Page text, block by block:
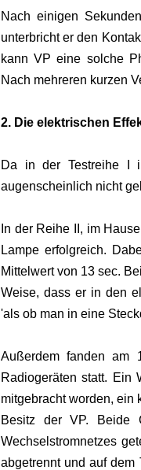
Nach einigen
unterbricht er den
kann VP eine solche
Nach mehreren kurzen
2. Die elektrischen
Da in der Testreihe I
augenscheinlich nicht
In der Reihe II, im
Lampe erfolgreich.
Mittelwert von 13 sec.
Weise, dass er in den
'als ob man in eine
Außerdem fanden am
Radiogeräten statt. Ein
mitgebracht worden, ein
Besitz der VP. Beide
Wechselstromnetzes
abgetrennt und auf